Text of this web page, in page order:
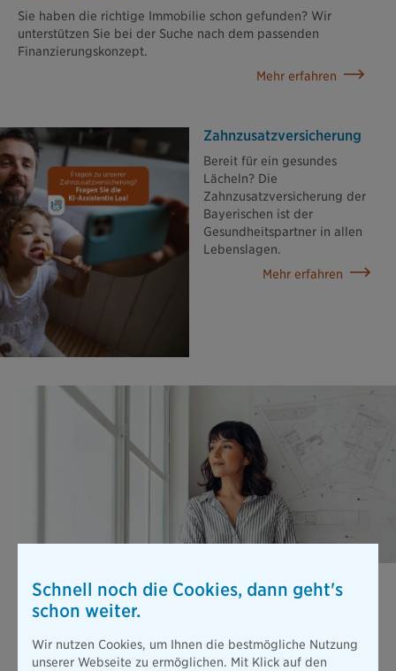
Sie haben die richtige Immobilie schon gefunden? Wir
unterstützen Sie bei der Suche nach dem passenden
Finanzierungskonzept.
Mehr erfahren
Zahn­zusatz­versicherung
Bereit für ein gesundes
Lächeln? Die
Zahnzusatzversicherung der
Bayerischen ist der
Gesundheitspartner in allen
Lebenslagen.
Mehr erfahren
Berufsunfähigkeits­versicherung
Stellen Sie sich vor, Sie können wegen einer Erkrankung oder
Absicherung ist dann viel zu gering, um Ihren bisherigen
Lebensstandard zu halten.
Schnell noch die Cookies, dann geht's
schon weiter.
Wir nutzen Cookies, um Ihnen die bestmögliche Nutzung
unserer Webseite zu ermöglichen. Mit Klick auf den